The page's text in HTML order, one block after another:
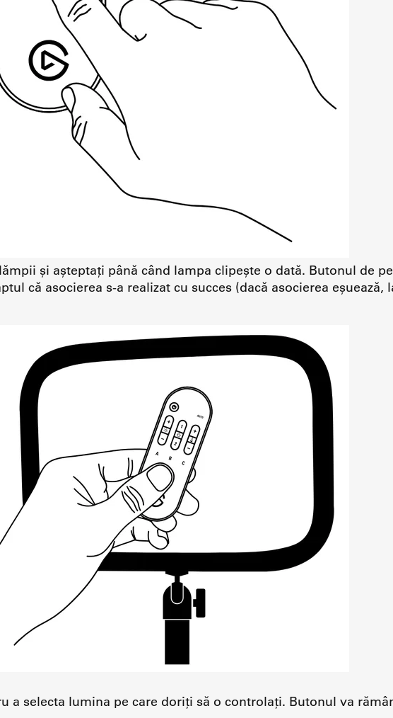
și așteptați până când lampa clipește o dată. Butonul de
că asocierea s-a realizat cu succes (dacă asocierea eșuează,
a selecta lumina pe care doriți să o controlați. Butonul va